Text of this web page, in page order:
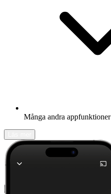
Många andra appfunktioner